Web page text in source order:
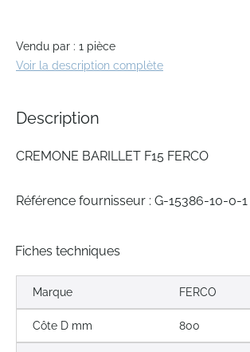
the
images
Vendu par : 1 pièce
Voir la description complète
Description
CREMONE BARILLET F15 FERCO
Référence fournisseur : G-15386-10-0-1
Fiches techniques
Marque FERCO
Côte D mm 800